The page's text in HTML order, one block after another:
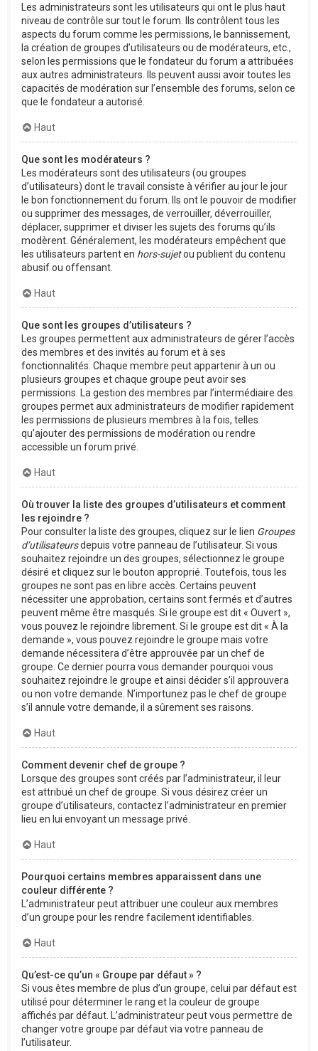
Les administrateurs sont les utilisateurs qui ont le plus haut
niveau de contrôle sur tout le forum. Ils contrôlent tous les
aspects du forum comme les permissions, le bannissement,
la création de groupes d’utilisateurs ou de modérateurs, etc.,
selon les permissions que le fondateur du forum a attribuées
aux autres administrateurs. Ils peuvent aussi avoir toutes les
capacités de modération sur l’ensemble des forums, selon ce
que le fondateur a autorisé.
Haut
Que sont les modérateurs ?
Les modérateurs sont des utilisateurs (ou groupes
d’utilisateurs) dont le travail consiste à vérifier au jour le jour
le bon fonctionnement du forum. Ils ont le pouvoir de modifier
ou supprimer des messages, de verrouiller, déverrouiller,
déplacer, supprimer et diviser les sujets des forums qu’ils
modèrent. Généralement, les modérateurs empêchent que
les utilisateurs partent en hors-sujetou publient du contenu
abusif ou offensant.
Haut
Que sont les groupes d’utilisateurs ?
Les groupes permettent aux administrateurs de gérer l’accès
des membres et des invités au forum et à ses
fonctionnalités. Chaque membre peut appartenir à un ou
plusieurs groupes et chaque groupe peut avoir ses
permissions. La gestion des membres par l’intermédiaire des
groupes permet aux administrateurs de modifier rapidement
les permissions de plusieurs membres à la fois, telles
qu’ajouter des permissions de modération ou rendre
accessible un forum privé.
Haut
Où trouver la liste des groupes d’utilisateurs et comment
les rejoindre ?
Pour consulter la liste des groupes, cliquez sur le lien Groupes
d’utilisateursdepuis votre panneau de l’utilisateur. Si vous
souhaitez rejoindre un des groupes, sélectionnez le groupe
désiré et cliquez sur le bouton approprié. Toutefois, tous les
groupes ne sont pas en libre accès. Certains peuvent
nécessiter une approbation, certains sont fermés et d’autres
peuvent même être masqués. Si le groupe est dit « Ouvert »,
vous pouvez le rejoindre librement. Si le groupe est dit « À la
demande », vous pouvez rejoindre le groupe mais votre
demande nécessitera d’être approuvée par un chef de
groupe. Ce dernier pourra vous demander pourquoi vous
souhaitez rejoindre le groupe et ainsi décider s’il approuvera
ou non votre demande. N’importunez pas le chef de groupe
s’il annule votre demande, il a sûrement ses raisons.
Haut
Comment devenir chef de groupe ?
Lorsque des groupes sont créés par l’administrateur, il leur
est attribué un chef de groupe. Si vous désirez créer un
groupe d’utilisateurs, contactez l’administrateur en premier
lieu en lui envoyant un message privé.
Haut
Pourquoi certains membres apparaissent dans une
couleur différente ?
L’administrateur peut attribuer une couleur aux membres
d’un groupe pour les rendre facilement identifiables.
Haut
Qu’est-ce qu’un « Groupe par défaut » ?
Si vous êtes membre de plus d’un groupe, celui par défaut est
utilisé pour déterminer le rang et la couleur de groupe
affichés par défaut. L’administrateur peut vous permettre de
changer votre groupe par défaut via votre panneau de
l’utilisateur.